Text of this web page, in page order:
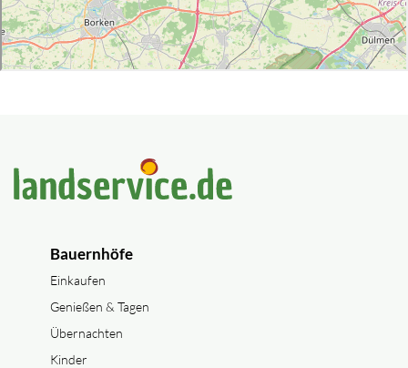
Bauernhöfe
Einkaufen
Genießen & Tagen
Übernachten
Kinder